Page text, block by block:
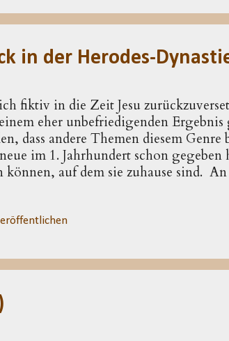
man es in historischer
Figur des Augustus nutzt er, ...
in der Herodes-
fiktiv in die Zeit Jesu
eher unbefriedigenden
dass andere Themen diesem Genre
im 1. Jahrhundert schon gegeben
auf dem sie zuhause sind.
sie regelmäßig mit Stoff versorgen
hervor. Die Fülle bringt
bei der Namensgebung,